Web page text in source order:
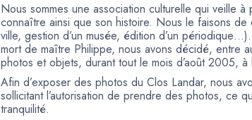
Nous sommes une association culturelle qui veille
connaître ainsi que son histoire. Nous le faisons
ville, gestion d’un musée, édition d’un
mort de maître Philippe, nous avons décidé, entre
photos et objets, durant tout le mois d’août 2005, à
Afin d’exposer des photos du Clos Landar, nous
sollicitant l’autorisation de prendre des photos, ce
tranquilité.